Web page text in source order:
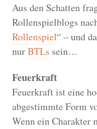
Aus den Schatten
Rollenspielblogs
Rollenspiel“ – und
nurBTLs sein…
Feuerkraft
Feuerkraft ist eine
abgestimmte Form
Wenn ein Charakter